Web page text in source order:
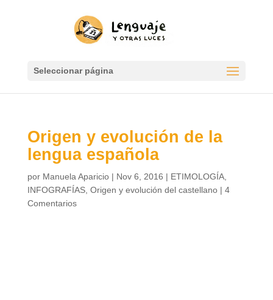
Seleccionar página
Origen y evolución de la
lengua española
por Manuela Aparicio| Nov 6, 2016 | ETIMOLOGÍA,
INFOGRAFÍAS, Origen y evolución del castellano| 4
Comentarios